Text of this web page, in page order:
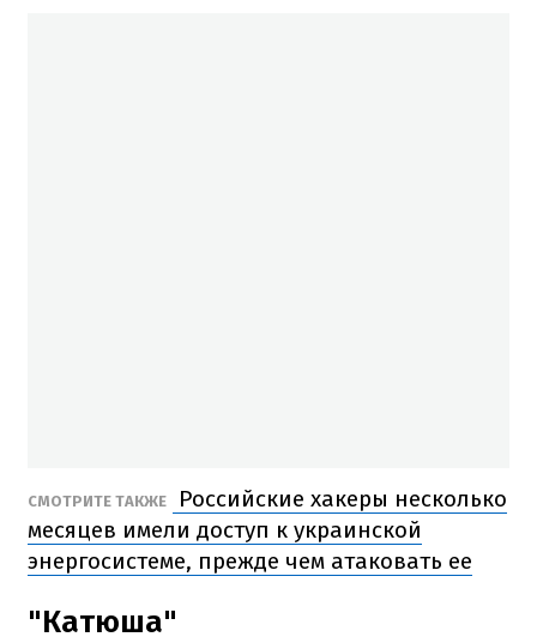
СМОТРИТЕ ТАКЖЕ
Российские хакеры несколько
месяцев имели доступ к украинской
энергосистеме, прежде чем атаковать ее
"Катюша"